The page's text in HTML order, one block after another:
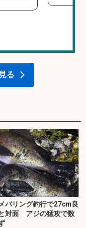
る
バリング釣行で27cm良
対面 アジの猛攻で数